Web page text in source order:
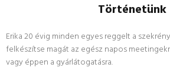
Történetünk
Erika 20 évig minden egyes reggelt a
felkészítse magát az egész napos
vagy éppen a gyárlátogatásra.